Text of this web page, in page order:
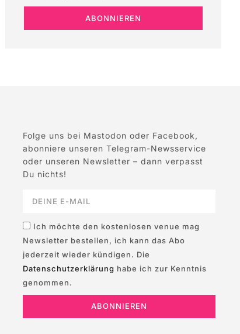
ABONNIEREN
Folge uns bei Mastodon oder Facebook,
abonniere unseren Telegram-Newsservice
oder unseren Newsletter – dann verpasst
Du nichts!
Ich möchte den kostenlosen venue mag
Newsletter bestellen, ich kann das Abo
jederzeit wieder kündigen. Die
Datenschutzerklärung habe ich zur Kenntnis
genommen.
ABONNIEREN